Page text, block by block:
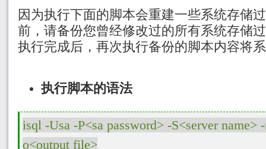
因为执行下面的脚本会重建一些系统存储
前，请备份您曾经修改过的所有系统存储
执行完成后，再次执行备份的脚本内容将
执行脚本的语法
isql -Usa -P<sa password> -S<server